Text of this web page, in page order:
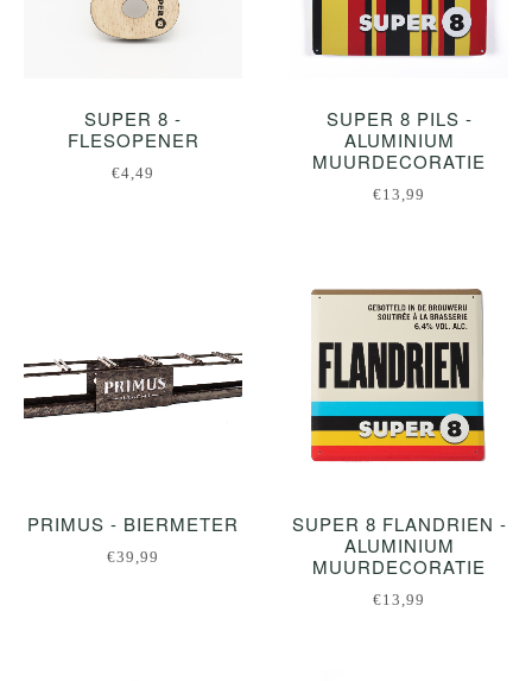
SUPER 8 -
FLESOPENER
€4,49
SUPER 8 PILS -
ALUMINIUM
MUURDECORATIE
€13,99
PRIMUS - BIERMETER
€39,99
SUPER 8 FLANDRIEN -
ALUMINIUM
MUURDECORATIE
€13,99